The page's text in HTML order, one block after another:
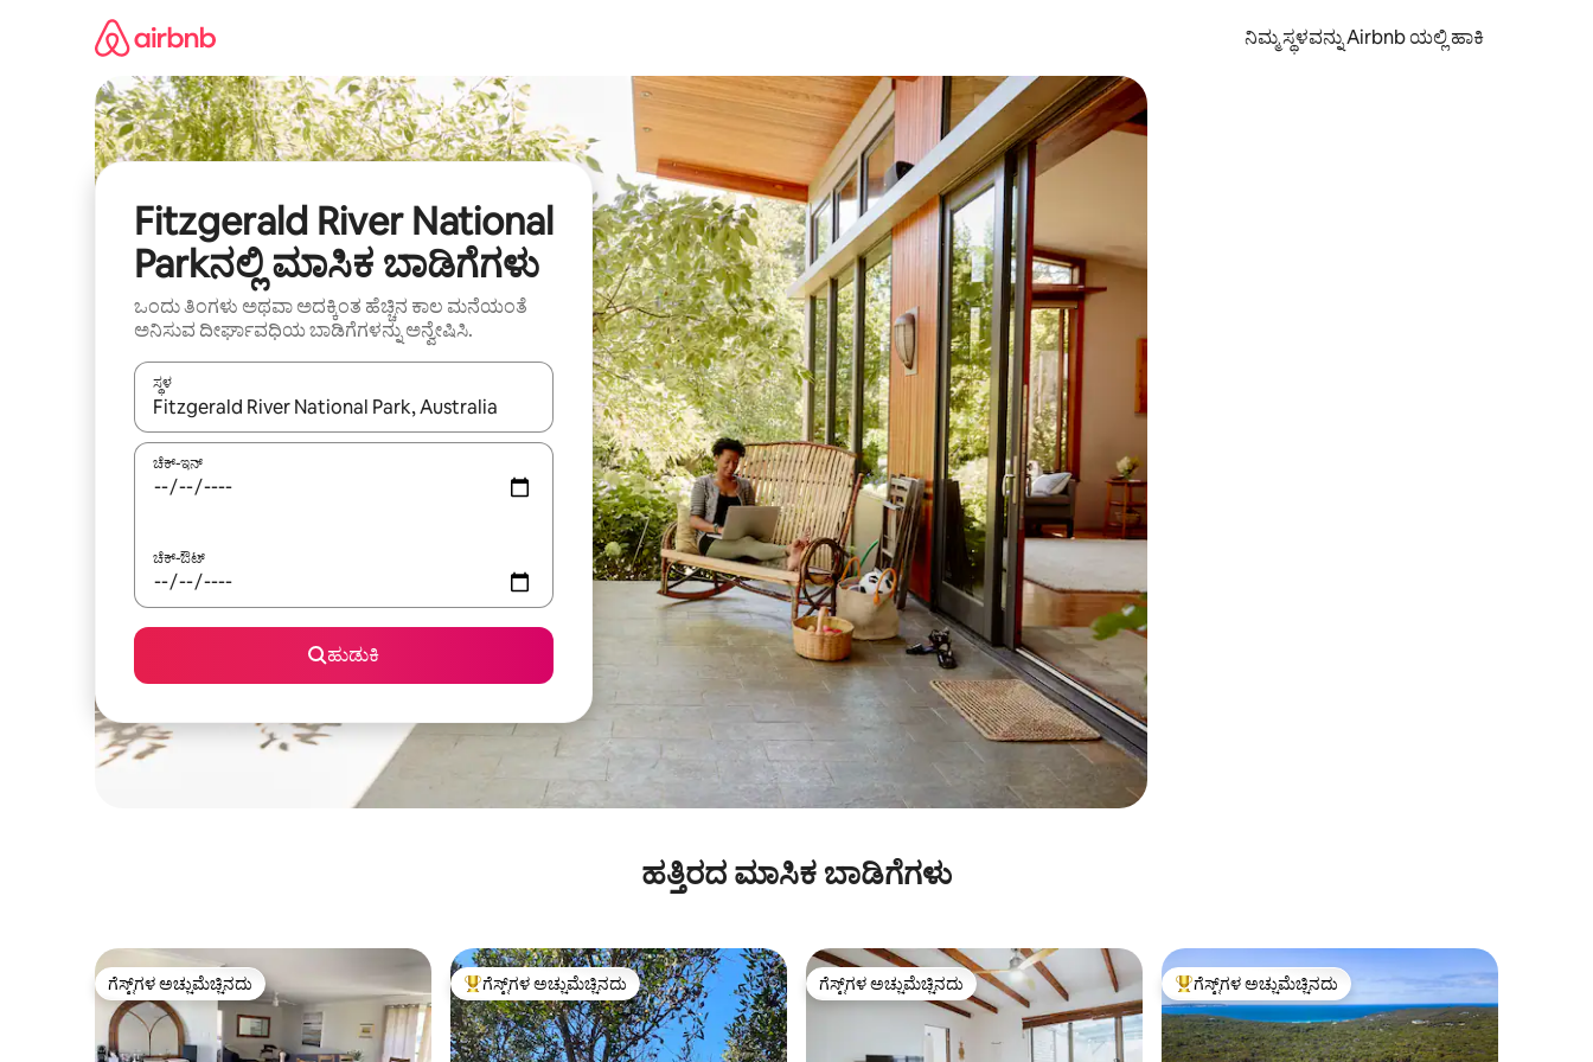
ನಿಮ್ಮ ಸ್ಥಳವನ್ನು Airbnb ಯಲ್ಲಿ ಹಾಕಿ
Fitzgerald River National
Parkನಲ್ಲಿ ಮಾಸಿಕ ಬಾಡಿಗೆಗಳು
ಒಂದು ತಿಂಗಳು ಅಥವಾ ಅದಕ್ಕಿಂತ ಹೆಚ್ಚಿನ ಕಾಲ ಮನೆಯಂತೆ
ಅನಿಸುವ ದೀರ್ಘಾವಧಿಯ ಬಾಡಿಗೆಗಳನ್ನು ಅನ್ವೇಷಿಸಿ.
ಸ್ಥಳ
ಫಲಿತಾಂಶಗಳು ಲಭ್ಯವಿರುವಾಗ, ಅಪ್ ಮತ್ತು ಡೌನ್ ಬಾಣದ ಕೀಲಿಗಳೊಂದಿಗೆ ನ್ಯಾವಿಗೇಟ್ ಮಾಡಿ ಅಥವಾ ಸ್ಪರ್ಶ ಅಥವಾ ಸ್ವೈಪ್ ಗೆಸ್ಚರ್‌ಗಳ ಮೂಲಕ ಅನ್ವೇಷಿಸಿ.
ಚೆಕ್-ಇನ್
ಚೆಕ್-ಔಟ್
ಹುಡುಕಿ
ಹತ್ತಿರದ ಮಾಸಿಕ ಬಾಡಿಗೆಗಳು
ಗೆಸ್ಟ್‌ಗಳ ಅಚ್ಚುಮೆಚ್ಚಿನದು
ಗೆಸ್ಟ್‌ಗಳ ಅಚ್ಚುಮೆಚ್ಚಿನದು ಗೆಸ್ಟ್‌ಗಳಿಗೆ ಅತಿ ಹೆಚ್ಚು ಅಚ್ಚುಮೆಚ್ಚಿನದು
ಗೆಸ್ಟ್‌ಗಳ ಅಚ್ಚುಮೆಚ್ಚಿನದು ಗೆಸ್ಟ್‌ಗಳ ಅಚ್ಚುಮೆಚ್ಚಿನದು
ಗೆಸ್ಟ್‌ಗಳ ಅಚ್ಚುಮೆಚ್ಚಿನದು ಗೆಸ್ಟ್‌ಗಳಿಗೆ ಅತಿ ಹೆಚ್ಚು ಅಚ್ಚುಮೆಚ್ಚಿನದು
ಗೆಸ್ಟ್‌ಗಳ ಅಚ್ಚುಮೆಚ್ಚಿನದು